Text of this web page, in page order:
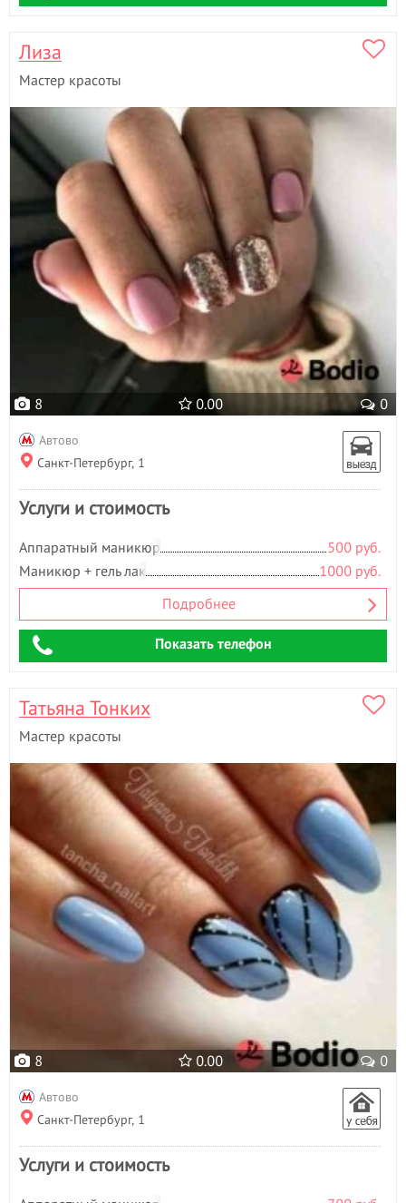
Лизa
Мастер красоты
8 0.00 0
Автово
Санкт-Петербург, 1
Услуги и стоимость
Аппаратный маникюр
500 руб.
Маникюр + гель лак
1000 руб.
Подробнее
Показать телефон
Татьяна Тонких
Мастер красоты
8 0.00 0
Автово
Санкт-Петербург, 1
Услуги и стоимость